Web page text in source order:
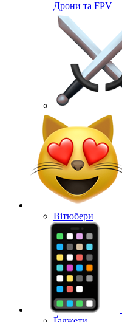
Дрони та FPV
Вітюбери